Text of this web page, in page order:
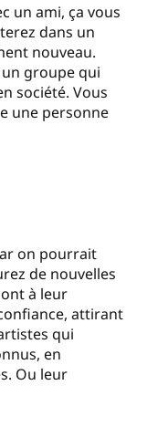
un ami, ça vous
dans un
nouveau.
groupe qui
société. Vous
une personne
on pourrait
de nouvelles
à leur
attirant
qui
en
Ou leur